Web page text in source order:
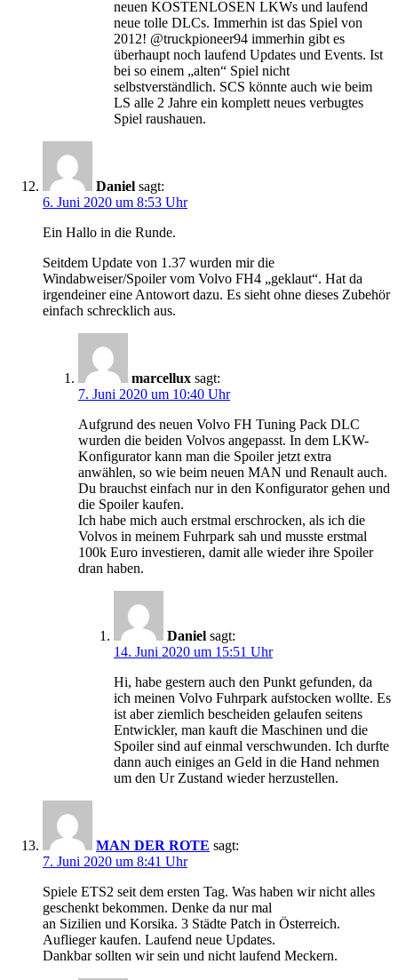
neuen KOSTENLOSEN LKWs und laufend
neue tolle DLCs. Immerhin ist das Spiel von
2012! @truckpioneer94 immerhin gibt es
überhaupt noch laufend Updates und Events. Ist
bei so einem „alten“ Spiel nicht
selbstverständlich. SCS könnte auch wie beim
LS alle 2 Jahre ein komplett neues verbugtes
Spiel raushauen.
Daniel sagt:
6. Juni 2020 um 8:53 Uhr
Ein Hallo in die Runde.
Seitdem Update von 1.37 wurden mir die
Windabweiser/Spoiler vom Volvo FH4 „geklaut“. Hat da
irgendeiner eine Antowort dazu. Es sieht ohne dieses Zubehör
einfach schrecklich aus.
marcellux sagt:
7. Juni 2020 um 10:40 Uhr
Aufgrund des neuen Volvo FH Tuning Pack DLC
wurden die beiden Volvos angepasst. In dem LKW-
Konfigurator kann man die Spoiler jetzt extra
anwählen, so wie beim neuen MAN und Renault auch.
Du brauchst einfach nur in den Konfigurator gehen und
die Spoiler kaufen.
Ich habe mich auch erstmal erschrocken, als ich die
Volvos in meinem Fuhrpark sah und musste erstmal
100k Euro investieren, damit alle wieder ihre Spoiler
dran haben.
Daniel sagt:
14. Juni 2020 um 15:51 Uhr
Hi, habe gestern auch den Punkt gefunden, da
ich meinen Volvo Fuhrpark aufstocken wollte. Es
ist aber ziemlich bescheiden gelaufen seitens
Entwickler, man kauft die Maschinen und die
Spoiler sind auf einmal verschwunden. Ich durfte
dann auch einiges an Geld in die Hand nehmen
um den Ur Zustand wieder herzustellen.
MAN DER ROTE sagt:
7. Juni 2020 um 8:41 Uhr
Spiele ETS2 seit dem ersten Tag. Was haben wir nicht alles
geschenkt bekommen. Denke da nur mal
an Sizilien und Korsika. 3 Städte Patch in Österreich.
Auflieger kaufen. Laufend neue Updates.
Dankbar sollten wir sein und nicht laufend Meckern.